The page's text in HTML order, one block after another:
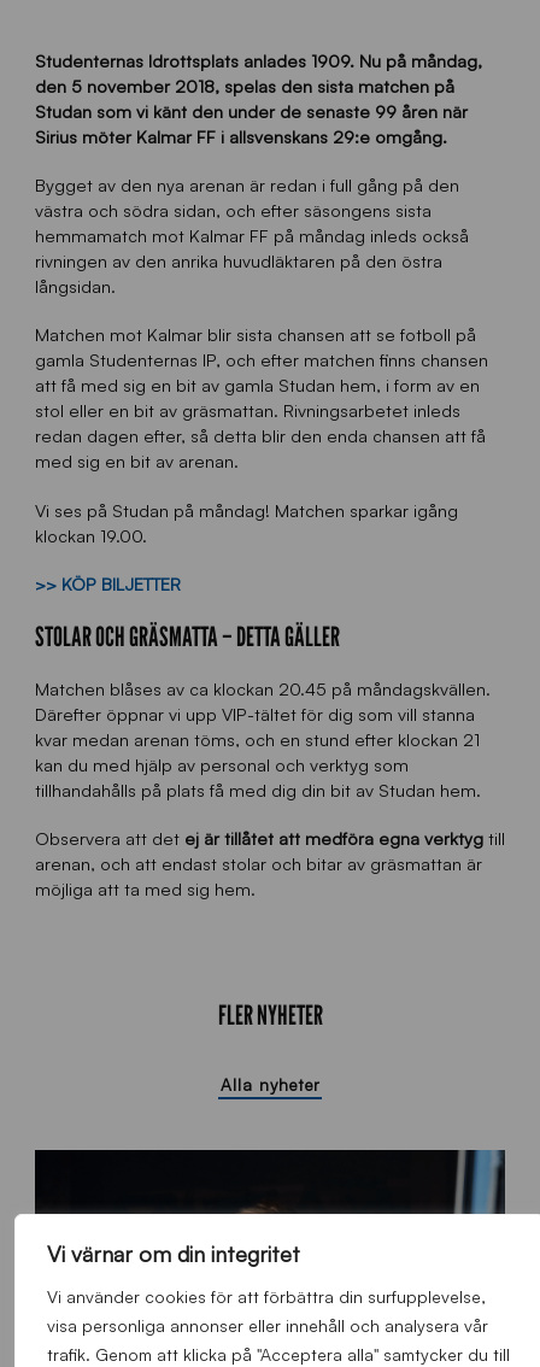
Vi värnar om din integritet
Vi använder cookies för att förbättra din surfupplevelse,
visa personliga annonser eller innehåll och analysera vår
trafik. Genom att klicka på "Acceptera alla" samtycker du till
Studenternas Idrottsplats anlades 1909. Nu på måndag,
den 5 november 2018, spelas den sista matchen på
Studan som vi känt den under de senaste 99 åren när
Sirius möter Kalmar FF i allsvenskans 29:e omgång.
Bygget av den nya arenan är redan i full gång på den
västra och södra sidan, och efter säsongens sista
hemmamatch mot Kalmar FF på måndag inleds också
rivningen av den anrika huvudläktaren på den östra
långsidan.
Matchen mot Kalmar blir sista chansen att se fotboll på
gamla Studenternas IP, och efter matchen finns chansen
att få med sig en bit av gamla Studan hem, i form av en
stol eller en bit av gräsmattan. Rivningsarbetet inleds
redan dagen efter, så detta blir den enda chansen att få
med sig en bit av arenan.
Vi ses på Studan på måndag! Matchen sparkar igång
klockan 19.00.
>> KÖP BILJETTER
STOLAR OCH GRÄSMATTA – DETTA GÄLLER
Matchen blåses av ca klockan 20.45 på måndagskvällen.
Därefter öppnar vi upp VIP-tältet för dig som vill stanna
kvar medan arenan töms, och en stund efter klockan 21
kan du med hjälp av personal och verktyg som
tillhandahålls på plats få med dig din bit av Studan hem.
Observera att det ej är tillåtet att medföra egna verktygtill
arenan, och att endast stolar och bitar av gräsmattan är
möjliga att ta med sig hem.
FLER NYHETER
Alla nyheter